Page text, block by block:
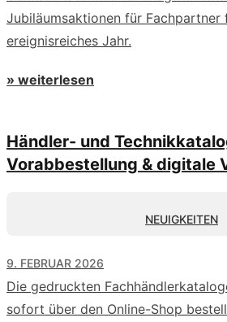
Jubiläumsaktionen für Fachpartner
ereignisreiches Jahr.
» weiterlesen
Händler- und
Vorabbestellung & digitale
NEUIGKEITEN
9. FEBRUAR 2026
Die gedruckten
sofort über den Online-Shop